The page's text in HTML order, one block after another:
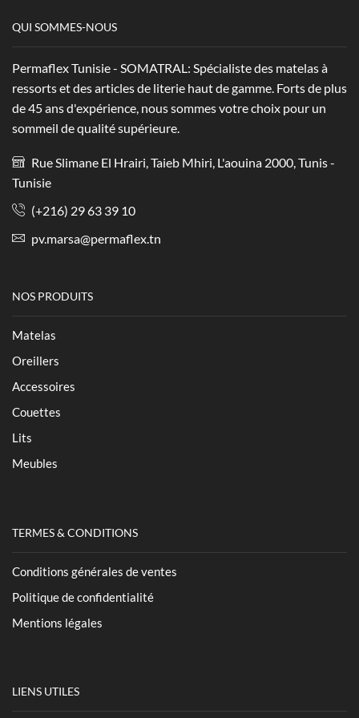
QUI SOMMES-NOUS
Permaflex Tunisie - SOMATRAL: Spécialiste des matelas à
ressorts et des articles de literie haut de gamme. Forts de plus
de 45 ans d'expérience, nous sommes votre choix pour un
sommeil de qualité supérieure.
Rue Slimane El Hrairi, Taieb Mhiri, L'aouina 2000, Tunis -
Tunisie
(+216) 29 63 39 10
pv.marsa@permaflex.tn
NOS PRODUITS
Matelas
Oreillers
Accessoires
Couettes
Lits
Meubles
TERMES & CONDITIONS
Conditions générales de ventes
Politique de confidentialité
Mentions légales
LIENS UTILES